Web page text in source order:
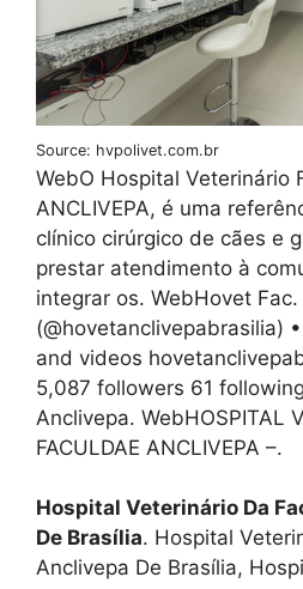
Source: hvpolivet.com.br
WebO Hospital Veterinário
ANCLIVEPA, é uma
clínico cirúrgico de cães e
prestar atendimento à
integrar os. WebHovet
(@hovetanclivepabrasilia)
and videos
5,087 followers 61
Anclivepa. WebHOSPITAL
FACULDAE ANCLIVEPA –.
Hospital Veterinário Da
De Brasília. Hospital
Anclivepa De Brasília,